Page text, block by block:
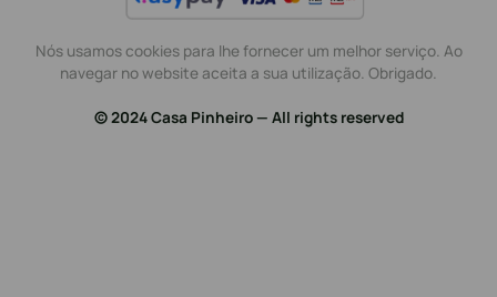
Nós usamos cookies para lhe fornecer um melhor serviço. Ao
navegar no website aceita a sua utilização. Obrigado.
© 2024 Casa Pinheiro — All rights reserved